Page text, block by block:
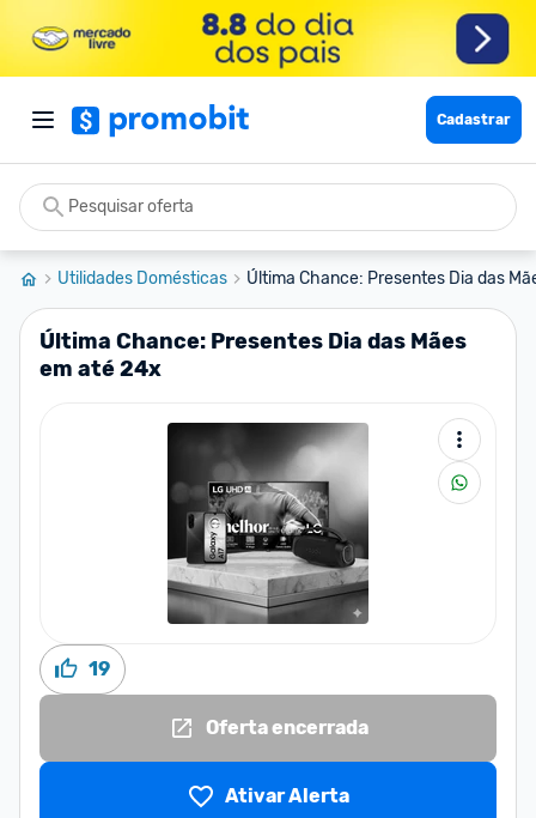
Cadastrar
Utilidades Domésticas Última Chance: Presentes Dia das
Última Chance: Presentes Dia das Mães
em até 24x
19
Oferta encerrada
Ativar Alerta